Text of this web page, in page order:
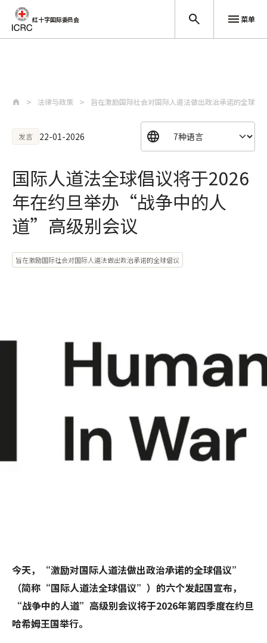
红十字国际委员会 菜单
法律与政策 旨在激励国际社会对国际人道法做出政治承诺的全球倡
发言 22-01-2026
国际人道法全球倡议将于2026
年在约旦举办“战争中的人
道”高级别会议
旨在激励国际社会对国际人道法做出政治承诺的全球倡议
今天，“激励对国际人道法做出政治承诺的全球倡议”
（简称“国际人道法全球倡议”）的六个发起国宣布，
“战争中的人道”高级别会议将于2026年第四季度在约旦
哈希姆王国举行。